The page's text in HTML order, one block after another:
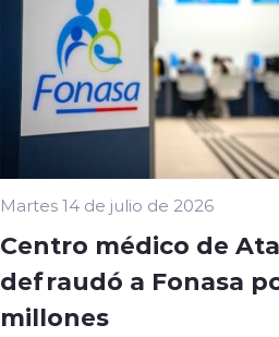
Martes 14 de julio de 2026
Centro médico de
defraudó a Fonasa
millones